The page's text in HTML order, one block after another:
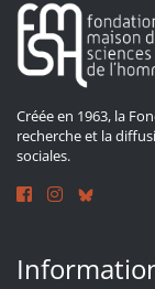
Créée en 1963, la
recherche et la
sociales.